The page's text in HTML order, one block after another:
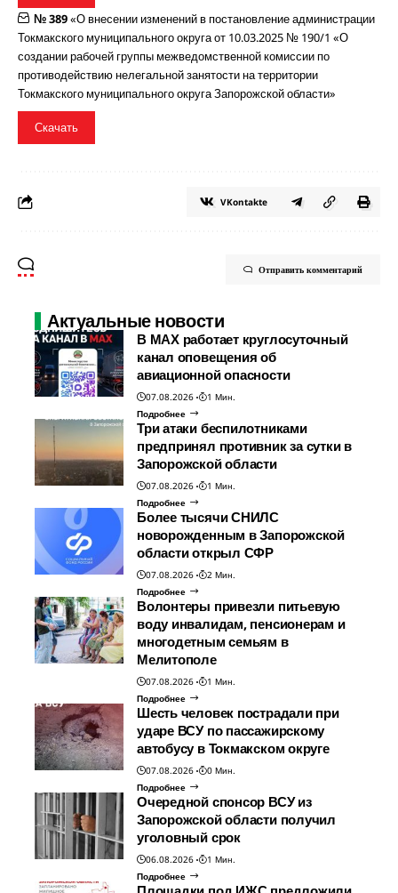
№ 389«О внесении изменений в постановление администрации
Токмакского муниципального округа от 10.03.2025 № 190/1 «О
создании рабочей группы межведомственной комиссии по
противодействию нелегальной занятости на территории
Токмакского муниципального округа Запорожской области»
Скачать
VKontakte
Отправить комментарий
Актуальные новости
В МАХ работает круглосуточный
канал оповещения об
авиационной опасности
07.08.2026
1 Мин.
Подробнее
Три атаки беспилотниками
предпринял противник за сутки в
Запорожской области
07.08.2026
1 Мин.
Подробнее
Более тысячи СНИЛС
новорожденным в Запорожской
области открыл СФР
07.08.2026
2 Мин.
Подробнее
Волонтеры привезли питьевую
воду инвалидам, пенсионерам и
многодетным семьям в
Мелитополе
07.08.2026
1 Мин.
Подробнее
Шесть человек пострадали при
ударе ВСУ по пассажирскому
автобусу в Токмакском округе
07.08.2026
0 Мин.
Подробнее
Очередной спонсор ВСУ из
Запорожской области получил
уголовный срок
06.08.2026
1 Мин.
Подробнее